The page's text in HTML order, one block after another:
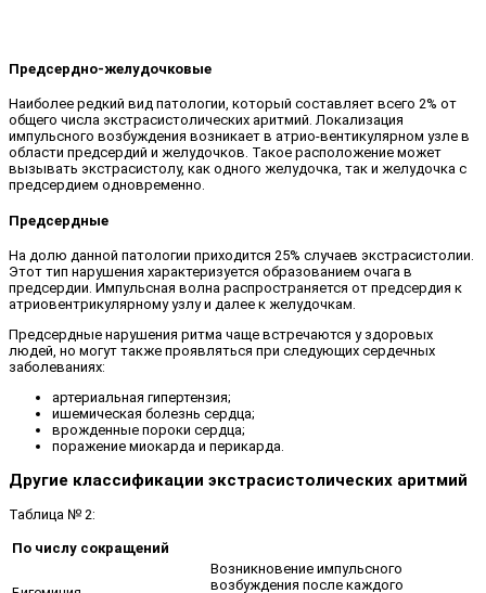
Предсердно-желудочковые
Наиболее редкий вид патологии, который составляет всего 2% от
общего числа экстрасистолических аритмий. Локализация
импульсного возбуждения возникает в атрио-вентикулярном узле в
области предсердий и желудочков. Такое расположение может
вызывать экстрасистолу, как одного желудочка, так и желудочка с
предсердием одновременно.
Предсердные
На долю данной патологии приходится 25% случаев экстрасистолии.
Этот тип нарушения характеризуется образованием очага в
предсердии. Импульсная волна распространяется от предсердия к
атриовентрикулярному узлу и далее к желудочкам.
Предсердные нарушения ритма чаще встречаются у здоровых
людей, но могут также проявляться при следующих сердечных
заболеваниях:
артериальная гипертензия;
ишемическая болезнь сердца;
врожденные пороки сердца;
поражение миокарда и перикарда.
Другие классификации экстрасистолических аритмий
Таблица № 2:
По числу сокращений
Возникновение импульсного
возбуждения после каждого